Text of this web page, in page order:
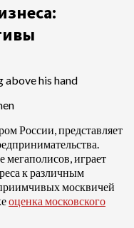
России, представляет
мегаполисов, играет
к различным
москвичей
оценка московского